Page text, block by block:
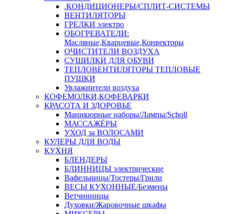
.КОНДИЦИОНЕРЫ/СПЛИТ-СИСТЕМЫ
ВЕНТИЛЯТОРЫ
ГРЕЛКИ электро
ОБОГРЕВАТЕЛИ:
Масляные,Кварцевые,Конвекторы
ОЧИСТИТЕЛИ ВОЗДУХА
СУШИЛКИ ДЛЯ ОБУВИ
ТЕПЛОВЕНТИЛЯТОРЫ ТЕПЛОВЫЕ
ПУШКИ
Увлажнители воздуха
КОФЕМОЛКИ,КОФЕВАРКИ
КРАСОТА И ЗДОРОВЬЕ
Маникюрные наборы/Лампы/Scholl
МАССАЖЁРЫ
УХОД за ВОЛОСАМИ
КУЛЕРЫ ДЛЯ ВОДЫ
КУХНЯ
БЛЕНДЕРЫ
БЛИННИЦЫ электрические
Вафельницы/Тостеры/Грили
ВЕСЫ КУХОННЫЕ/Безмены
Ветчинницы
Духовки/Жаровочные шкафы